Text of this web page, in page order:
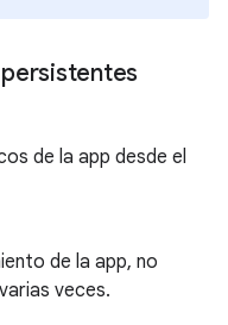
de la app desde el
de la app, no
veces.